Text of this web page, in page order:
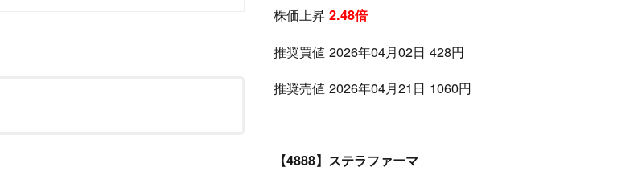
株価上昇 2.48倍
推奨買値 2026年04月02日 428円
推奨売値 2026年04月21日 1060円
【4888】ステラファーマ